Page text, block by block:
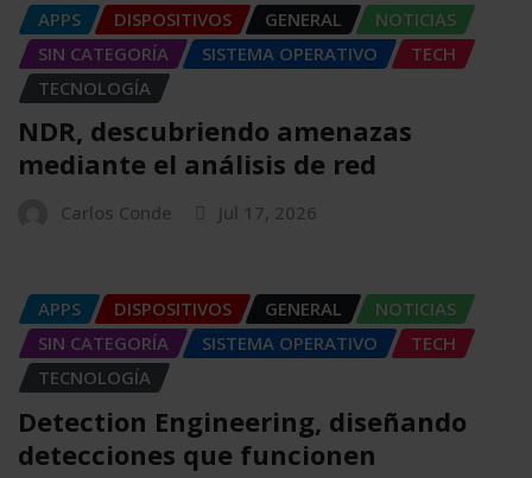
APPS DISPOSITIVOS GENERAL
NOTICIAS
SIN CATEGORÍA
SISTEMA OPERATIVO
TECH
TECNOLOGÍA
NDR, descubriendo amenazas
mediante el análisis de red
Carlos Conde Jul 17, 2026
APPS DISPOSITIVOS GENERAL
NOTICIAS
SIN CATEGORÍA
SISTEMA OPERATIVO
TECH
TECNOLOGÍA
Detection Engineering, diseñando
detecciones que funcionen